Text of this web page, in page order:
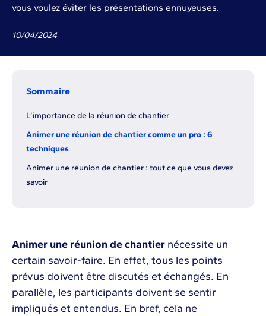
vous voulez éviter les présentations ennuyeuses.
10/04/2024
Sommaire
L’importance de la réunion de chantier
Animer une réunion de chantier comme un pro : 6
techniques
Animer une réunion de chantier : tout ce que vous devez
savoir
Animer une réunion de chantier nécessite un
certain savoir-faire. En effet, tous les points
prévus doivent être discutés et échangés. En
parallèle, les participants doivent se sentir
impliqués et entendus. En bref, cela ne